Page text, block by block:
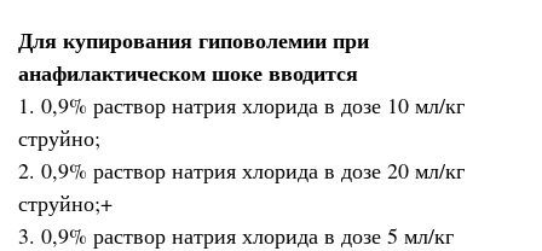
Для купирования гиповолемии при
анафилактическом шоке вводится
1. 0,9% раствор натрия хлорида в дозе 10 мл/кг
струйно;
2. 0,9% раствор натрия хлорида в дозе 20 мл/кг
струйно;+
3. 0,9% раствор натрия хлорида в дозе 5 мл/кг